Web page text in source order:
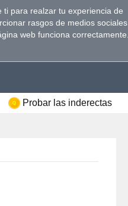
ti para realzar tu experiencia de
rasgos de medios sociales,
web funciona correctamente.
Probar las inderectas